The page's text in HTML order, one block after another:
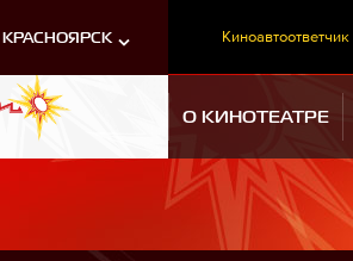
КРАСНОЯРСК Киноавтоответчик
О КИНОТЕАТРЕ